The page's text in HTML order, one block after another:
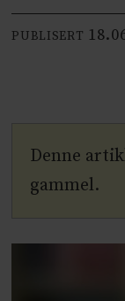
PUBLISERT
Denne
gammel.